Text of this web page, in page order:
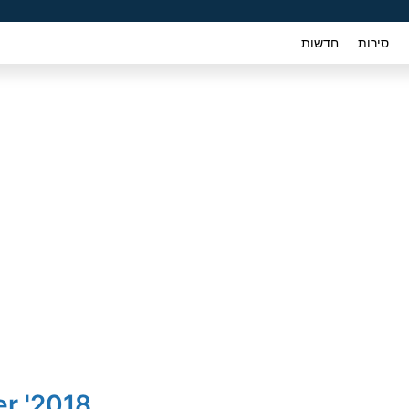
סירות חדשות